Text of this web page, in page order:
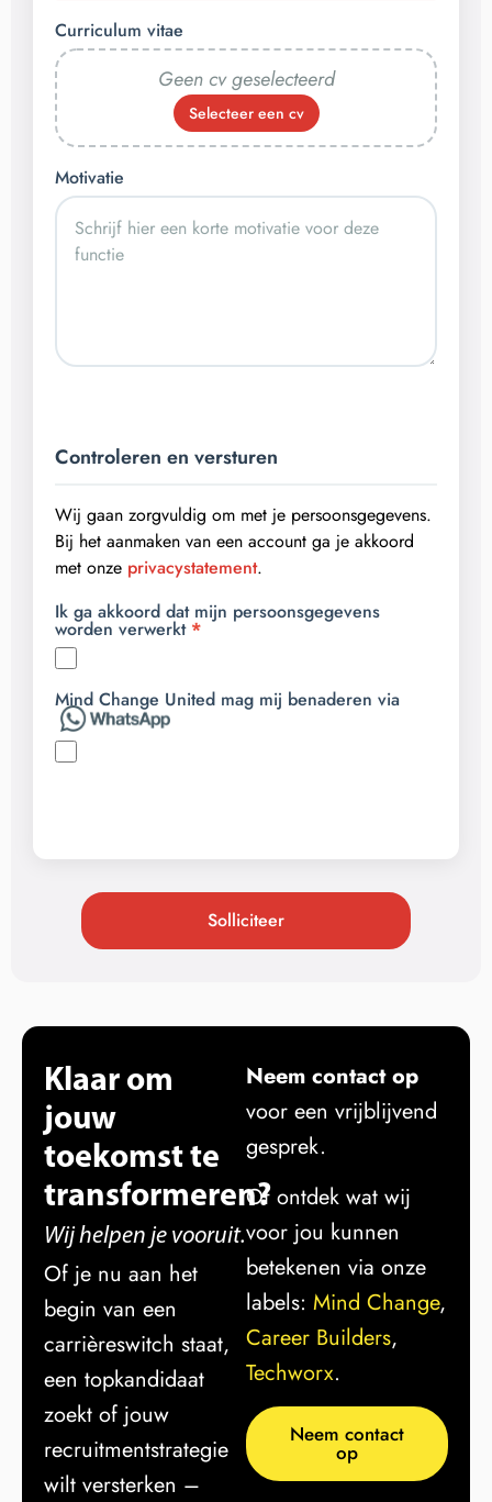
Curriculum vitae
Geen cv geselecteerd
Selecteer een cv
Motivatie
Controleren en versturen
Wij gaan zorgvuldig om met je persoonsgegevens.
Bij het aanmaken van een account ga je akkoord
met onze privacystatement.
Ik ga akkoord dat mijn persoonsgegevens
worden verwerkt
Mind Change United mag mij benaderen via
Solliciteer
Klaar om
jouw
toekomst te
transformeren?
Wij helpen je vooruit.
Of je nu aan het
begin van een
carrièreswitch staat,
een topkandidaat
zoekt of jouw
recruitmentstrategie
wilt versterken –
Neem contact op
voor een vrijblijvend
gesprek.
Of ontdek wat wij
voor jou kunnen
betekenen via onze
labels: Mind Change,
Career Builders,
Techworx.
Neem contact
op